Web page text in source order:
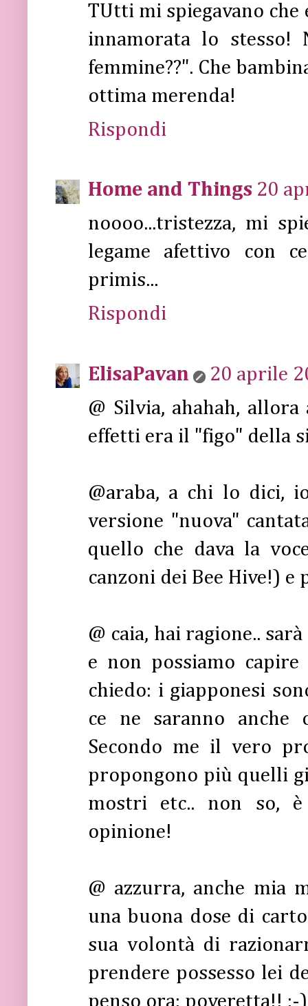
TUtti mi spiegavano che
innamorata lo
femmine??". Che
ottima merenda!
Rispondi
Home and Things 20
noooo...tristezza, mi
legame afettivo con
primis...
Rispondi
ElisaPavan
20 aprile
@ Silvia, ahahah,
effetti era il "figo" della
@araba, a chi lo dici,
versione "nuova"
quello che dava la
canzoni dei Bee Hive!)
@ caia, hai ragione..
e non possiamo
chiedo: i giapponesi
ce ne saranno
Secondo me il vero
propongono più quelli
mostri etc.. non so,
opinione!
@ azzurra, anche mia
una buona dose di
sua volontà di
prendere possesso lei
penso ora: poveretta!! :-)